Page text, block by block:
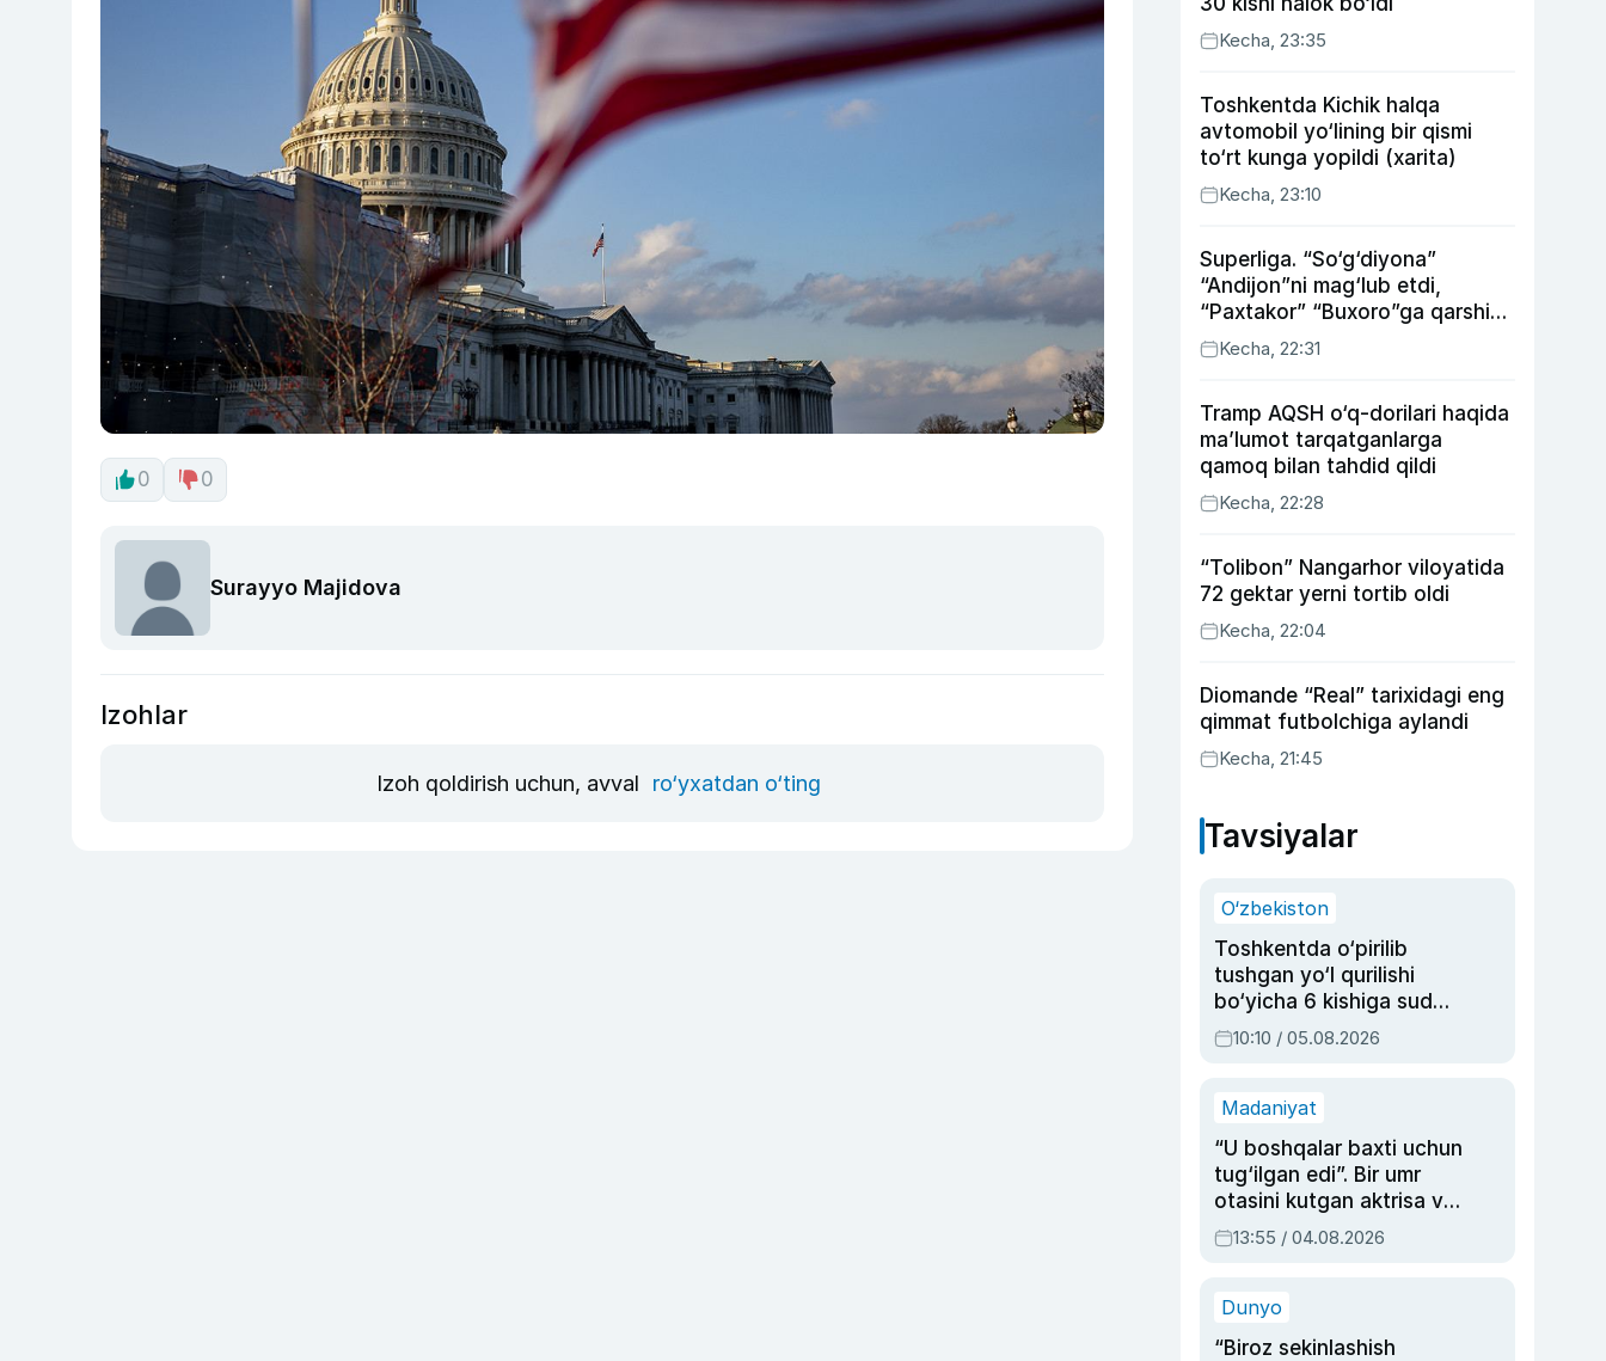
0 0
Surayyo Majidova
Izohlar
Izoh qoldirish uchun, avval ro‘yxatdan o‘ting
Kecha, 23:35
Toshkentda Kichik halqa
avtomobil yo‘lining bir qismi
to‘rt kunga yopildi (xarita)
Kecha, 23:10
Superliga. “So‘g‘diyona”
“Andijon”ni mag‘lub etdi,
“Paxtakor” “Buxoro”ga qarshi
bahsda g‘alabani qo‘ldan
chiqardi
Kecha, 22:31
Tramp AQSH o‘q-dorilari haqida
ma’lumot tarqatganlarga
qamoq bilan tahdid qildi
Kecha, 22:28
“Tolibon” Nangarhor viloyatida
72 gektar yerni tortib oldi
Kecha, 22:04
Diomande “Real” tarixidagi eng
qimmat futbolchiga aylandi
Kecha, 21:45
Tavsiyalar
O‘zbekiston
Toshkentda o‘pirilib
tushgan yo‘l qurilishi
bo‘yicha 6 kishiga sud
hukmi o‘qildi
10:10 / 05.08.2026
Madaniyat
“U boshqalar baxti uchun
tug‘ilgan edi”. Bir umr
otasini kutgan aktrisa va
dublyaj ustasi Rimma
Ahmedovaning
13:55 / 04.08.2026
Dunyo
“Biroz sekinlashish